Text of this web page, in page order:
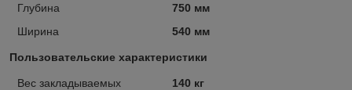
Глубина
750 мм
Ширина
540 мм
Пользовательские характеристики
Вес закладываемых
140 кг